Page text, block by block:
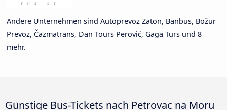
Andere Unternehmen sind Autoprevoz Zaton, Banbus, Božur
Prevoz, Čazmatrans, Dan Tours Perović, Gaga Turs und 8
mehr.
Günstige Bus-Tickets nach Petrovac na Moru